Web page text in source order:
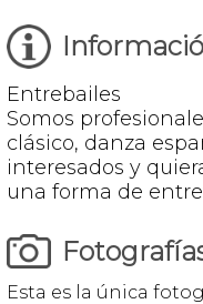
Entrebailes
Somos
clásico, danza
interesados y
una forma de
Esta es la única